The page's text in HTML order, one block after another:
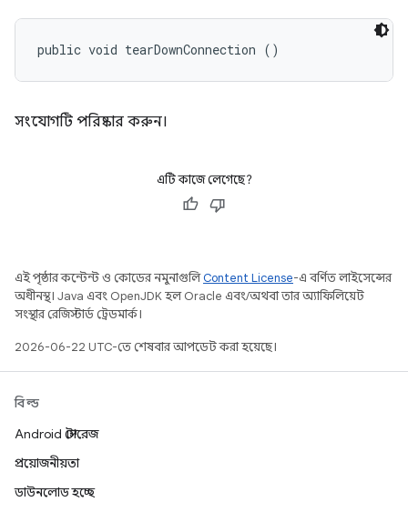
public void tearDownConnection ()
সংযোগটি পরিষ্কার করুন।
এটি কাজে লেগেছে?
এই পৃষ্ঠার কন্টেন্ট ও কোডের নমুনাগুলিContent License-এ বর্ণিত লাইসেন্সের
অধীনস্থ। Java এবং OpenJDK হল Oracle এবং/অথবা তার অ্যাফিলিয়েট
সংস্থার রেজিস্টার্ড ট্রেডমার্ক।
2026-06-22 UTC-তে শেষবার আপডেট করা হয়েছে।
বিল্ড
Android স্টোরেজ
প্রয়োজনীয়তা
ডাউনলোড হচ্ছে